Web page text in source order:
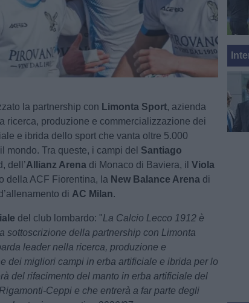
la partnership con Limonta Sport, azienda
ricerca, produzione e commercializzazione dei
e ibrida dello sport che vanta oltre 5.000
mondo. Tra queste, i campi del Santiago
dell’Allianz Arena di Monaco di Baviera, ilViola
della ACF Fiorentina, la New Balance Arena di
di AC Milan.
del club lombardo: "La Calcio Lecco 1912 è
sottoscrizione della partnership con Limonta
leader nella ricerca, produzione e
dei migliori campi in erba artificiale e ibrida per lo
del rifacimento del manto in erba artificiale del
Ceppi e che entrerà a far parte degli